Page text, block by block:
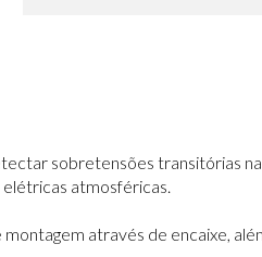
sobretensões transitórias
atmosféricas.
através de encaixe,